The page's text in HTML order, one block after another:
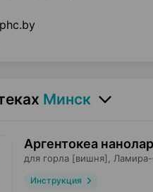
Минск
Аргентокеа
для горла [вишня],
Инструкция